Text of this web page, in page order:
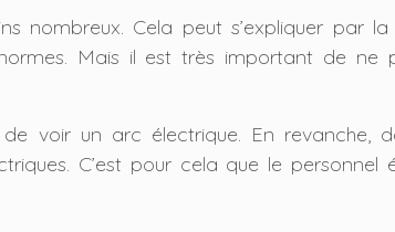
nombreux. Cela peut s’expliquer par
Mais il est très important de ne
voir un arc électrique. En revanche,
C’est pour cela que le